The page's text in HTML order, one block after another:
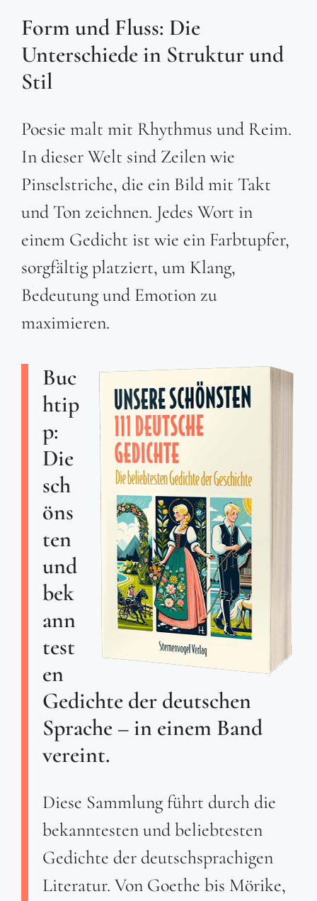
Form und Fluss: Die
Unterschiede in Struktur und
Stil
Poesie malt mit Rhythmus und Reim.
In dieser Welt sind Zeilen wie
Pinselstriche, die ein Bild mit Takt
und Ton zeichnen. Jedes Wort in
einem Gedicht ist wie ein Farbtupfer,
sorgfältig platziert, um Klang,
Bedeutung und Emotion zu
maximieren.
Buc
htip
p:
Die
sch
öns
ten
und
bek
ann
test
en
Gedichte der deutschen
Sprache – in einem Band
vereint.
Diese Sammlung führt durch die
bekanntesten und beliebtesten
Gedichte der deutschsprachigen
Literatur. Von Goethe bis Mörike,